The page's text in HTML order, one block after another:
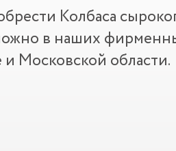
Колбаса
в наших
Московской области.